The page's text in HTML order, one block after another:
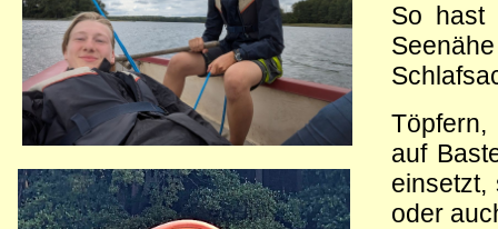
So hast
auf
einsetzt,
oder